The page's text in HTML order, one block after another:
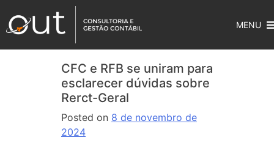
MENU
CFC e RFB se uniram para
esclarecer dúvidas sobre
Rerct-Geral
Posted on 8 de novembro de
2024